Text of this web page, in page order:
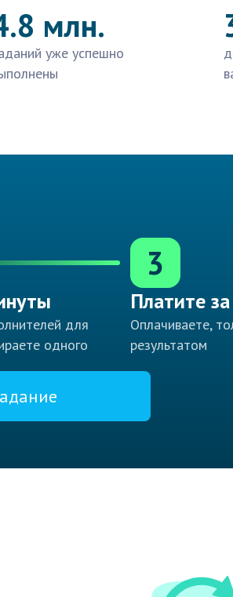
млн.
уже успешно
для
одного
3
Платите
Оплачиваете,
результатом